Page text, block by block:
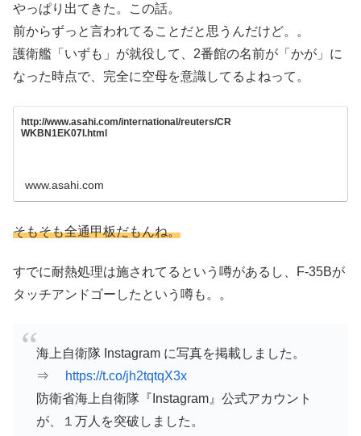
やっぱり出てきた。この話。
前からずっと言われてることだと思うんだけど。。
護衛艦「いずも」が就役して、2番館の名前が「かが」に
なった時点で、完全に空母を意識してるよねって。
http://www.asahi.com/international/reuters/CR
WKBN1EK07I.html
www.asahi.com
そもそも全通甲板だもんね。
すでに耐熱処理は施されてるという噂があるし、F-35Bが
タッチアンドゴーしたという噂も。。
海上自衛隊 Instagram に写真を掲載しました。
⇒
https://t.co/jh2tqtqX3x
防衛省海上自衛隊『Instagram』公式アカウント
が、１万人を突破しました。